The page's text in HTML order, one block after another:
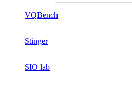
VQBench
Stinger
SIO lab